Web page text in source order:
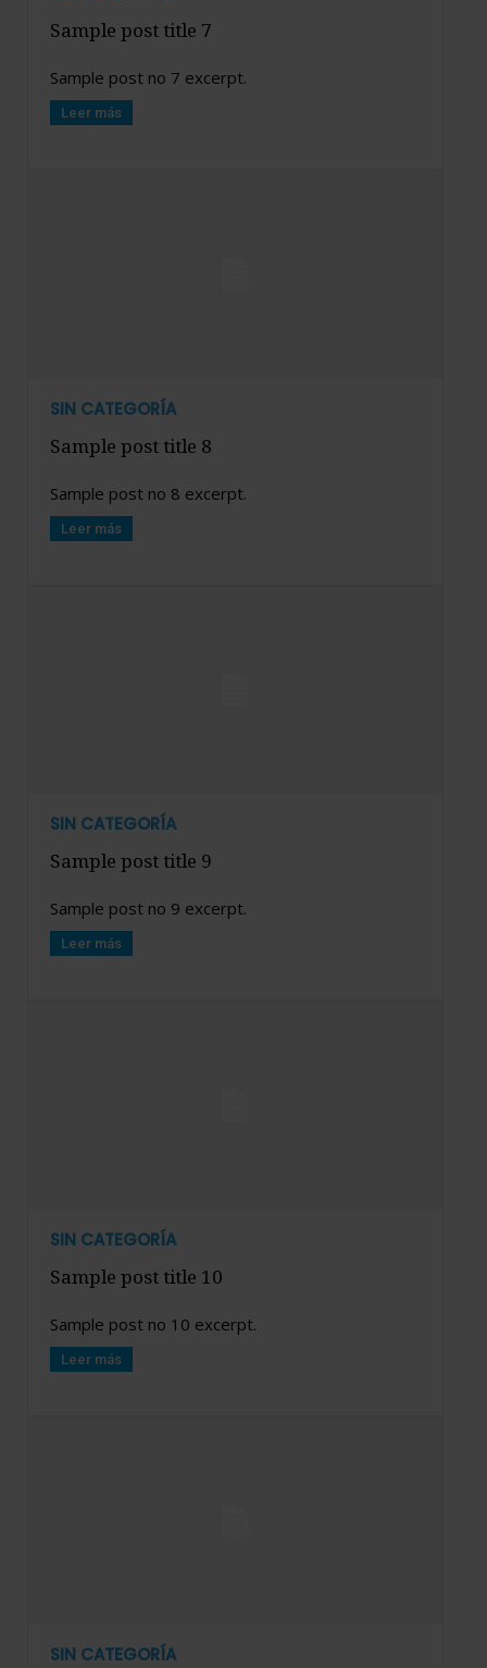
Sample post title 7
Sample post no 7 excerpt.
Leer más
SIN CATEGORÍA
Sample post title 8
Sample post no 8 excerpt.
Leer más
SIN CATEGORÍA
Sample post title 9
Sample post no 9 excerpt.
Leer más
SIN CATEGORÍA
Sample post title 10
Sample post no 10 excerpt.
Leer más
SIN CATEGORÍA